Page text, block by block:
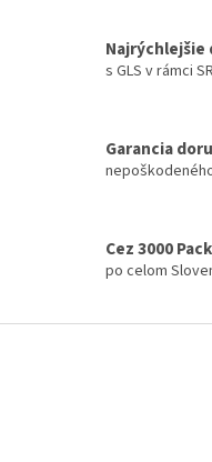
Najrýchlejšie
s GLS v rámci SR
Garancia
Cez 3000
po celom